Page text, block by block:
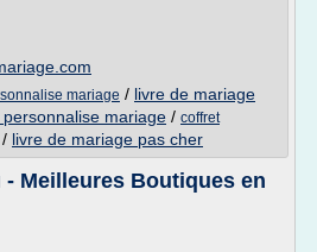
mariage / livre de mariage
mariage / coffret
/ livre de mariage pas cher
- Meilleures Boutiques en